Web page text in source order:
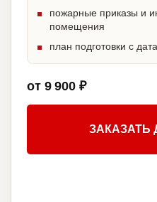
пожарные приказы и
помещения
план подготовки с
от 9 900 ₽
ЗАКАЗАТЬ